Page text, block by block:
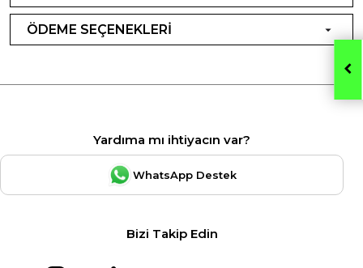
ÖDEME SEÇENEKLERİ
Yardıma mı ihtiyacın var?
WhatsApp Destek
Bizi Takip Edin